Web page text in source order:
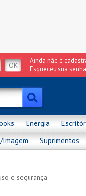
Ainda não é
Esqueceu sua
Energia
Imagem Suprimentos
e segurança